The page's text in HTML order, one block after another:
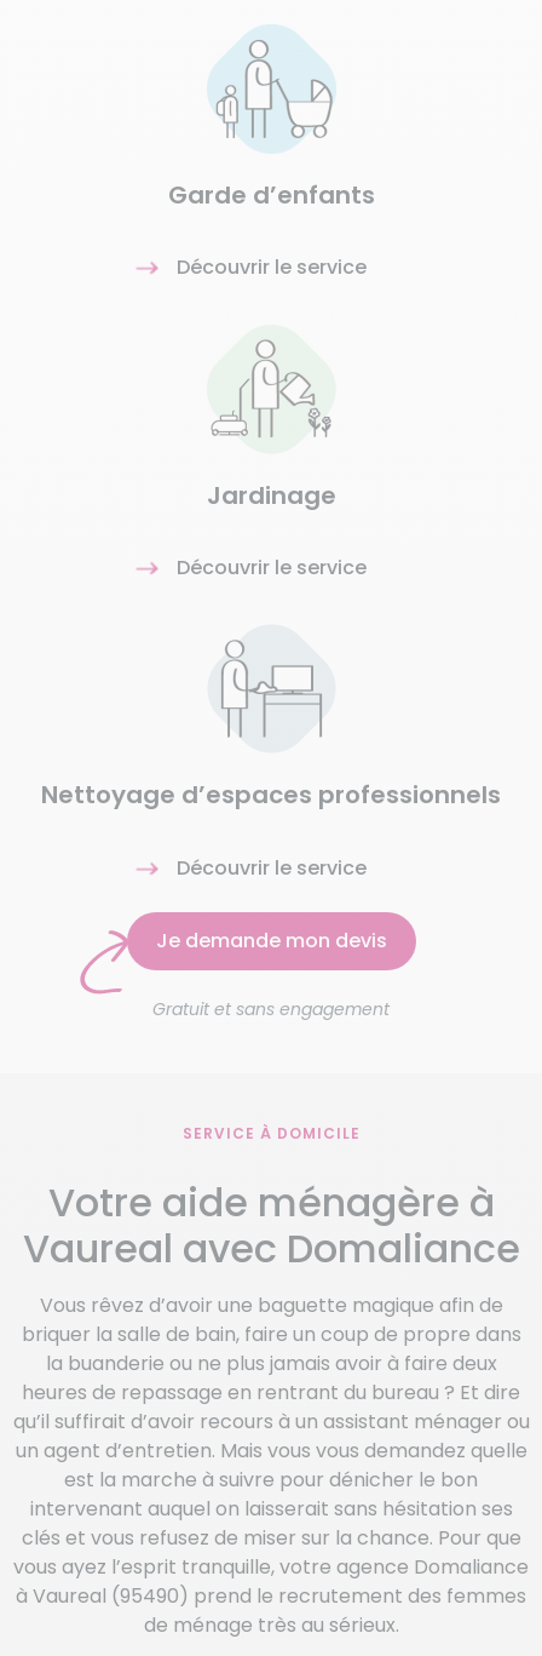
Garde d’enfants
Découvrir le service
Jardinage
Découvrir le service
Nettoyage d’espaces professionnels
Découvrir le service
Je demande mon devis
Gratuit et sans engagement
SERVICE À DOMICILE
Votre aide ménagère à
Vaureal avec Domaliance
Vous rêvez d’avoir une baguette magique afin de
briquer la salle de bain, faire un coup de propre dans
la buanderie ou ne plus jamais avoir à faire deux
heures de repassage en rentrant du bureau ? Et dire
qu’il suffirait d’avoir recours à un assistant ménager ou
un agent d’entretien. Mais vous vous demandez quelle
est la marche à suivre pour dénicher le bon
intervenant auquel on laisserait sans hésitation ses
clés et vous refusez de miser sur la chance. Pour que
vous ayez l’esprit tranquille, votre agence Domaliance
à Vaureal (95490) prend le recrutement des femmes
de ménage très au sérieux.